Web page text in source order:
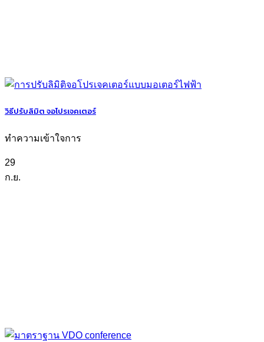
วิธีปรับลิมิต จอโปรเจคเตอร์
ทำความเข้าใจการ
29
ก.ย.